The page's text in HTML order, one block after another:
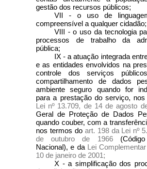
gestão dos recursos públicos;
VII - o uso de
compreensível a qualquer cidadão;
VIII - o uso da tecnologia
processos de trabalho da
pública;
IX - a atuação integrada
e as entidades envolvidos na
controle dos serviços
compartilhamento de dados
ambiente seguro quando for
para a prestação do serviço,
Lei nº 13.709, de 14 de agosto
Geral de Proteção de Dados
quando couber, com a
nos termos do art. 198 da Lei nº
de outubro de 1966(Código
Nacional), e da Lei
10 de janeiro de 2001;
X - a simplificação dos